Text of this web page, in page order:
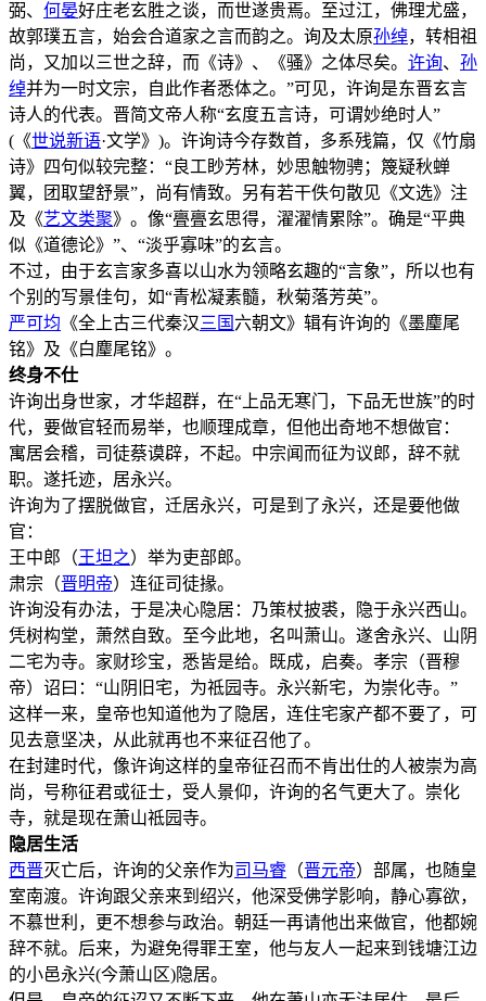
弼、 何晏好庄老玄胜之谈，而世遂贵焉。至过江，佛理尤盛，
故郭璞五言，始会合道家之言而韵之。询及太原孙绰，转相祖
尚，又加以三世之辞，而《诗》、《骚》之体尽矣。 许询、 孙
绰并为一时文宗，自此作者悉体之。”可见，许询是东晋玄言
诗人的代表。晋简文帝人称“玄度五言诗，可谓妙绝时人”
(《世说新语·文学》)。许询诗今存数首，多系残篇，仅《竹扇
诗》四句似较完整：“良工眇芳林，妙思触物骋；篾疑秋蝉
翼，团取望舒景”，尚有情致。另有若干佚句散见《文选》注
及《艺文类聚》。像“亹亹玄思得，濯濯情累除”。确是“平典
似《道德论》”、“淡乎寡味”的玄言。
不过，由于玄言家多喜以山水为领略玄趣的“言象”，所以也有
个别的写景佳句，如“青松凝素髓，秋菊落芳英”。
严可均 《全上古三代秦汉三国 六朝文》辑有许询的《墨麈尾
铭》及《白麈尾铭》。
终身不仕
许询出身世家，才华超群，在“上品无寒门，下品无世族”的时
代，要做官轻而易举，也顺理成章，但他出奇地不想做官：
寓居会稽，司徒蔡谟辟，不起。中宗闻而征为议郎，辞不就
职。遂托迹，居永兴。
许询为了摆脱做官，迁居永兴，可是到了永兴，还是要他做
官：
王中郎（王坦之）举为吏部郎。
肃宗（晋明帝）连征司徒掾。
许询没有办法，于是决心隐居：乃策杖披裘，隐于永兴西山。
凭树构堂，萧然自致。至今此地，名叫萧山。遂舍永兴、山阴
二宅为寺。家财珍宝，悉皆是给。既成，启奏。孝宗（晋穆
帝）诏曰：“山阴旧宅，为祗园寺。永兴新宅，为崇化寺。”
这样一来，皇帝也知道他为了隐居，连住宅家产都不要了，可
见去意坚决，从此就再也不来征召他了。
在封建时代，像许询这样的皇帝征召而不肯出仕的人被崇为高
尚，号称征君或征士，受人景仰，许询的名气更大了。崇化
寺，就是现在萧山祗园寺。
隐居生活
西晋灭亡后，许询的父亲作为司马睿 （晋元帝）部属，也随皇
室南渡。许询跟父亲来到绍兴，他深受佛学影响，静心寡欲，
不慕世利，更不想参与政治。朝廷一再请他出来做官，他都婉
辞不就。后来，为避免得罪王室，他与友人一起来到钱塘江边
的小邑永兴(今萧山区)隐居。